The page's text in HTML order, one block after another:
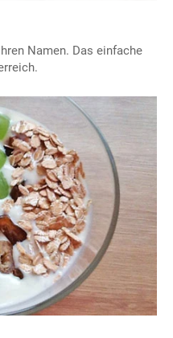
Namen. Das einfache